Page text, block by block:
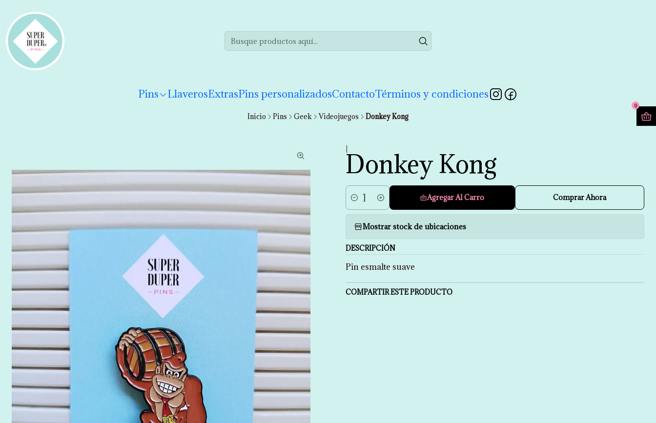
Pins LlaverosExtrasPins personalizadosContactoTérminos y condiciones
0
Inicio Pins Geek Videojuegos Donkey Kong
Donkey Kong
Cantidad
Agregar Al Carro Comprar Ahora
Mostrar stock de ubicaciones
DESCRIPCIÓN
Pin esmalte suave
COMPARTIR ESTE PRODUCTO